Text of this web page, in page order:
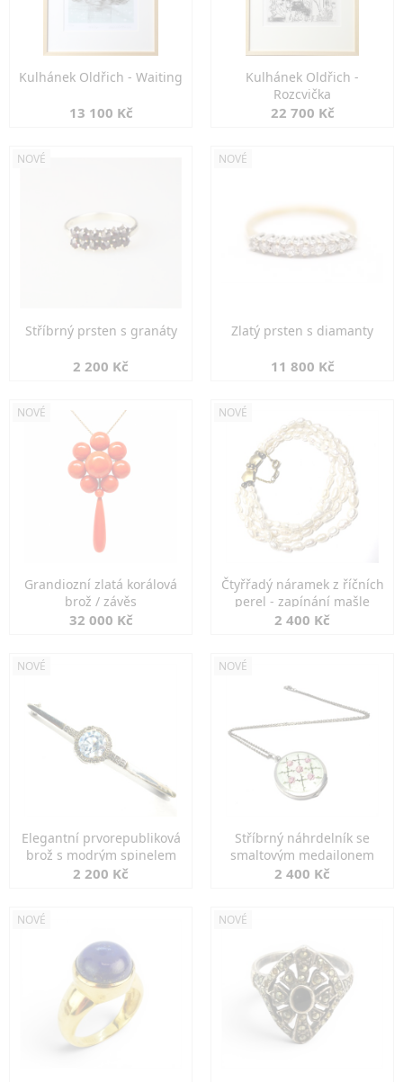
Kulhánek Oldřich - Waiting
13 100 Kč
Kulhánek Oldřich -
Rozcvička
22 700 Kč
NOVÉ
Stříbrný prsten s granáty
2 200 Kč
NOVÉ
Zlatý prsten s diamanty
11 800 Kč
NOVÉ
Grandiozní zlatá korálová
brož / závěs
32 000 Kč
NOVÉ
Čtyřřadý náramek z říčních
perel - zapínání mašle
2 400 Kč
NOVÉ
Elegantní prvorepubliková
brož s modrým spinelem
2 200 Kč
NOVÉ
Stříbrný náhrdelník se
smaltovým medailonem
2 400 Kč
NOVÉ NOVÉ